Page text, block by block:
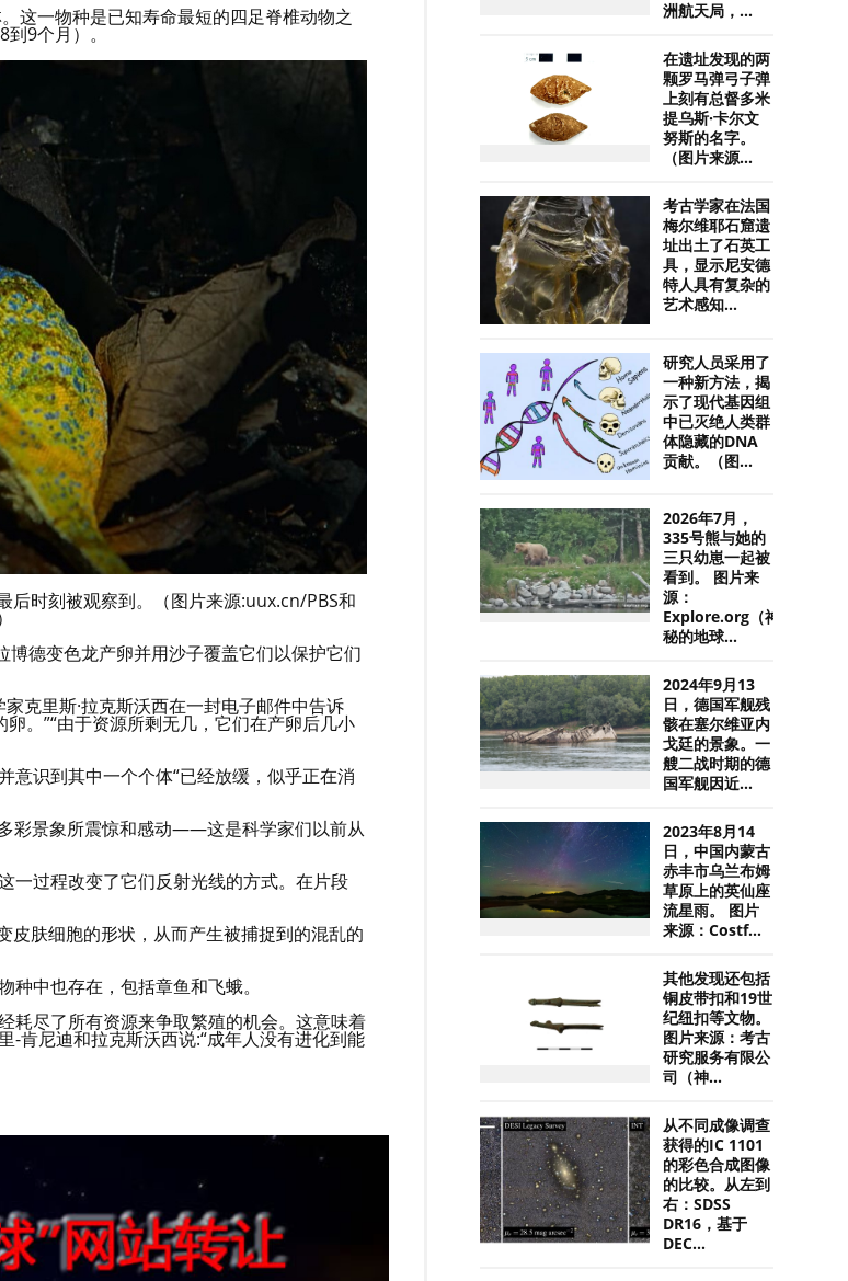
这一物种是已知寿命最短的四足脊椎动物之
9个月）。
时刻被观察到。（图片来源:uux.cn/PBS和
博德变色龙产卵并用沙子覆盖它们以保护它们
克里斯·拉克斯沃西在一封电子邮件中告诉
。”“由于资源所剩无几，它们在产卵后几小
识到其中一个个体“已经放缓，似乎正在消
彩景象所震惊和感动——这是科学家们以前从
过程改变了它们反射光线的方式。在片段
皮肤细胞的形状，从而产生被捕捉到的混乱的
中也存在，包括章鱼和飞蛾。
耗尽了所有资源来争取繁殖的机会。这意味着
-肯尼迪和拉克斯沃西说:“成年人没有进化到能
洲航天局，...
在遗址发现的两
颗罗马弹弓子弹
上刻有总督多米
提乌斯·卡尔文
努斯的名字。
（图片来源...
考古学家在法国
梅尔维耶石窟遗
址出土了石英工
具，显示尼安德
特人具有复杂的
艺术感知...
研究人员采用了
一种新方法，揭
示了现代基因组
中已灭绝人类群
体隐藏的DNA
贡献。（图...
2026年7月，
335号熊与她的
三只幼崽一起被
看到。 图片来
源：
Explore.org（神
秘的地球...
2024年9月13
日，德国军舰残
骸在塞尔维亚内
戈廷的景象。一
艘二战时期的德
国军舰因近...
2023年8月14
日，中国内蒙古
赤丰市乌兰布姆
草原上的英仙座
流星雨。 图片
来源：Costf...
其他发现还包括
铜皮带扣和19世
纪纽扣等文物。
图片来源：考古
研究服务有限公
司（神...
从不同成像调查
获得的IC 1101
的彩色合成图像
的比较。从左到
右：SDSS
DR16，基于
DEC...